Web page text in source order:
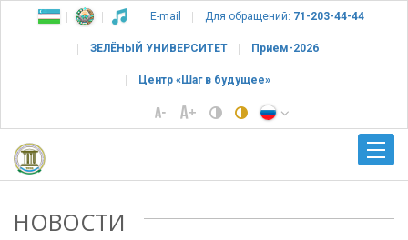
E-mail Для обращений: 71-203-44-44
ЗЕЛЁНЫЙ УНИВЕРСИТЕТ Прием-2026
Центр «Шаг в будущее»
НОВОСТИ